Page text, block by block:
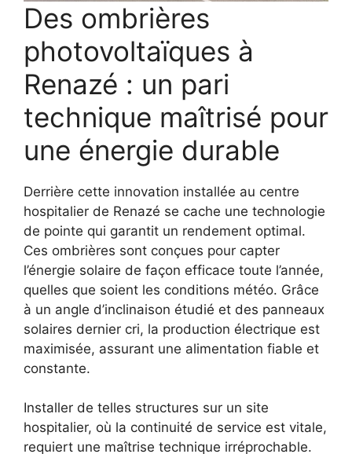
Des ombrières
photovoltaïques à
Renazé : un pari
technique maîtrisé pour
une énergie durable
Derrière cette innovation installée au centre
hospitalier de Renazé se cache une technologie
de pointe qui garantit un rendement optimal.
Ces ombrières sont conçues pour capter
l’énergie solaire de façon efficace toute l’année,
quelles que soient les conditions météo. Grâce
à un angle d’inclinaison étudié et des panneaux
solaires dernier cri, la production électrique est
maximisée, assurant une alimentation fiable et
constante.
Installer de telles structures sur un site
hospitalier, où la continuité de service est vitale,
requiert une maîtrise technique irréprochable.